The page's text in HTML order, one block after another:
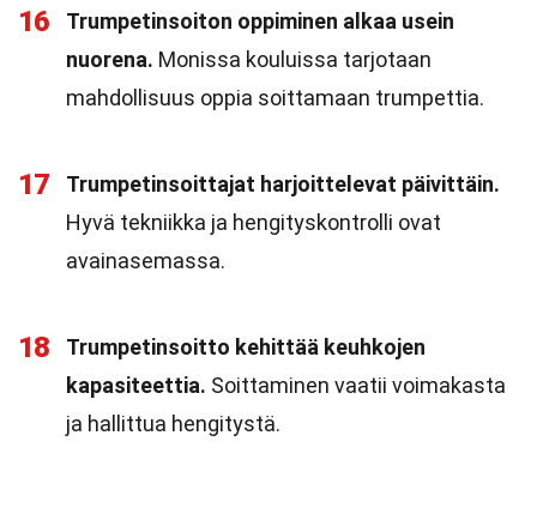
16
Trumpetinsoiton oppiminen alkaa usein
nuorena. Monissa kouluissa tarjotaan
mahdollisuus oppia soittamaan trumpettia.
17
Trumpetinsoittajat harjoittelevat päivittäin.
Hyvä tekniikka ja hengityskontrolli ovat
avainasemassa.
18
Trumpetinsoitto kehittää keuhkojen
kapasiteettia. Soittaminen vaatii voimakasta
ja hallittua hengitystä.